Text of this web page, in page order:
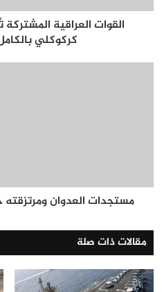
القوات العراقية
كركوكلي
مستجدات العدوان ومرتزقته خلال الـ 24
مقالات ذات صلة